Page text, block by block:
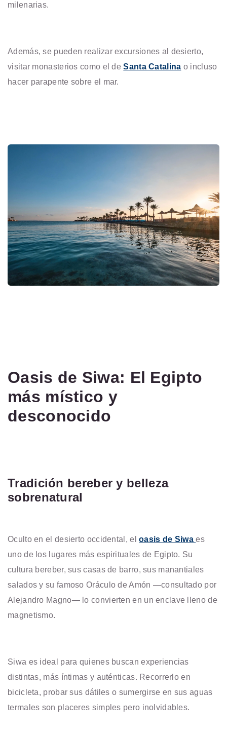
milenarias.
Además, se pueden realizar excursiones al desierto,
visitar monasterios como el deSanta Catalina o incluso
hacer parapente sobre el mar.
Oasis de Siwa: El Egipto
más místico y
desconocido
Tradición bereber y belleza
sobrenatural
Oculto en el desierto occidental, eloasis de Siwaes
uno de los lugares más espirituales de Egipto. Su
cultura bereber, sus casas de barro, sus manantiales
salados y su famoso Oráculo de Amón —consultado por
Alejandro Magno— lo convierten en un enclave lleno de
magnetismo.
Siwa es ideal para quienes buscan experiencias
distintas, más íntimas y auténticas. Recorrerlo en
bicicleta, probar sus dátiles o sumergirse en sus aguas
termales son placeres simples pero inolvidables.